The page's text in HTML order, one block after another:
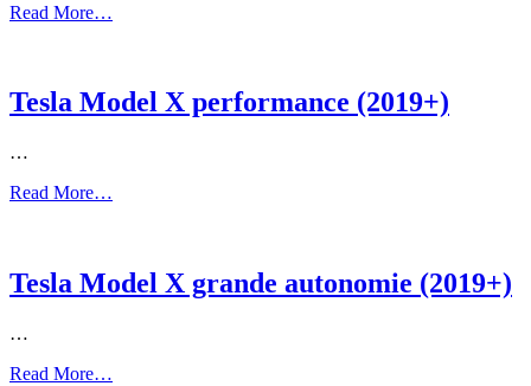
Read More…
Tesla Model X performance (2019+)
…
Read More…
Tesla Model X grande autonomie (2019+)
…
Read More…